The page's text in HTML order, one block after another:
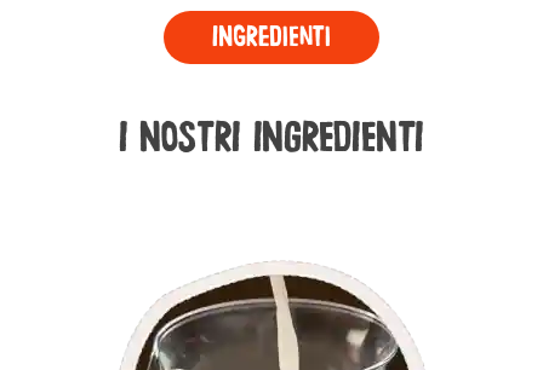
Ingredienti
I NOSTRI INGREDIENTI